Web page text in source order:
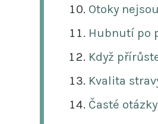
Otoky
Hubnutí po
Když
Kvalita
Časté otázky